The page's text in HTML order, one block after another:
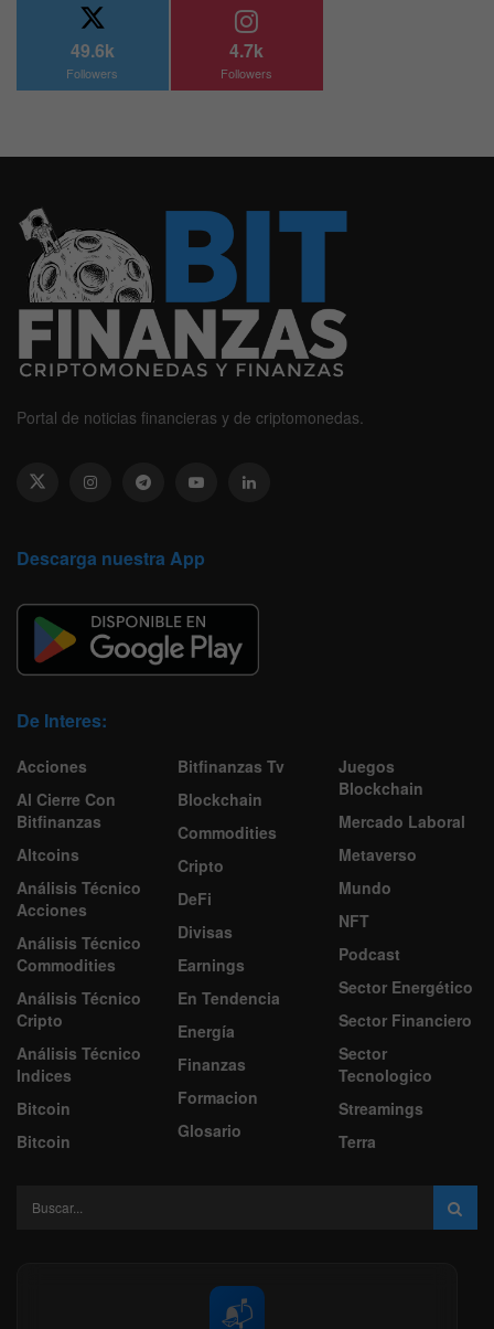
49.6k
Followers
4.7k
Followers
Portal de noticias financieras y de criptomonedas.
Descarga nuestra App
De Interes:
Acciones
Al Cierre Con
Bitfinanzas
Altcoins
Análisis Técnico
Acciones
Análisis Técnico
Commodities
Análisis Técnico
Cripto
Análisis Técnico
Indices
Bitcoin
Bitcoin
Bitfinanzas Tv
Blockchain
Commodities
Cripto
DeFi
Divisas
Earnings
En Tendencia
Energía
Finanzas
Formacion
Glosario
Juegos
Blockchain
Mercado Laboral
Metaverso
Mundo
NFT
Podcast
Sector Energético
Sector Financiero
Sector
Tecnologico
Streamings
Terra
📬